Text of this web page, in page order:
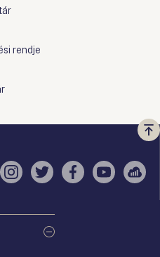
rendje
a
Instagram
TwitterFacebook
YouTube